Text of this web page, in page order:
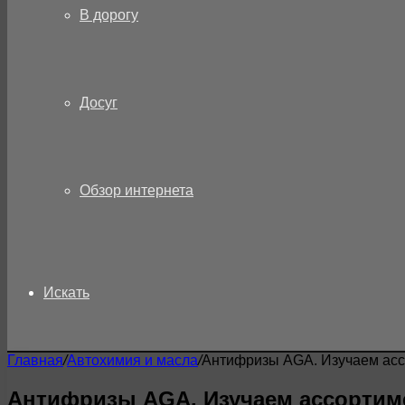
В дорогу
Досуг
Обзор интернета
Искать
Главная/Автохимия и масла/Антифризы AGA. Изучаем
Антифризы AGA. Изучаем